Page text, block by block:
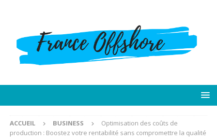
ACCUEIL BUSINESS
Optimisation des coûts de
production : Boostez votre rentabilité sans compromettre la qualité